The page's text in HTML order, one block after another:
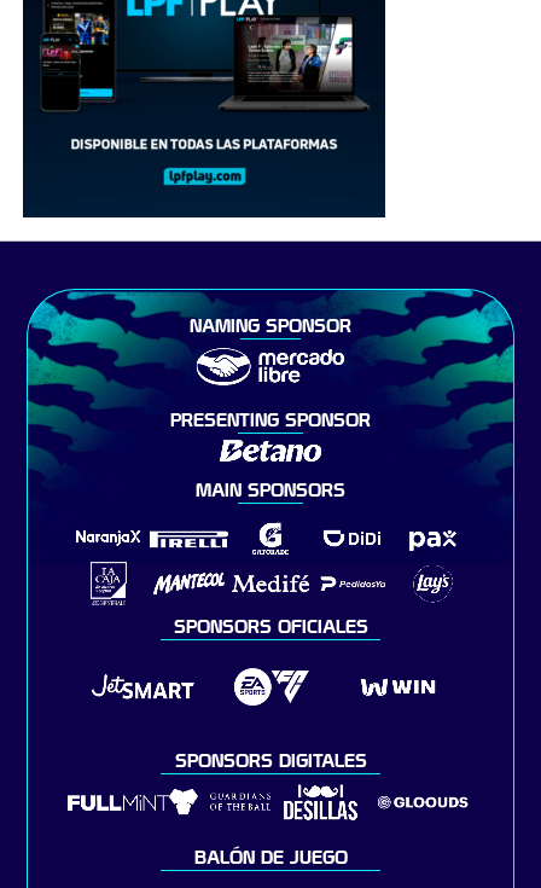
NAMING SPONSOR
PRESENTING SPONSOR
MAIN SPONSORS
SPONSORS OFICIALES
SPONSORS DIGITALES
BALÓN DE JUEGO